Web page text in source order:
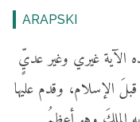
ARAPSKI
الآية غيري وغير عديٍّ
قبلَ الإسلام، وقدم عليها